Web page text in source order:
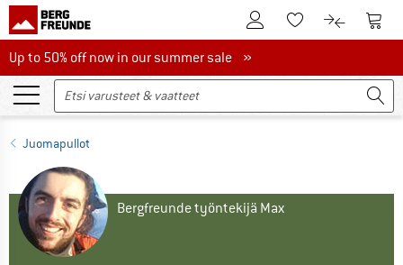
Tästä asiakastililleTästä toivelistalle.
Tästä
Up to 50% off now in our summer sale
Up to 50% off now in our summer sale »
Juomapullot
Bergfreunde työntekijä Max